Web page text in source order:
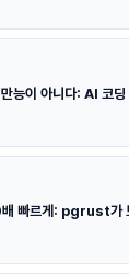
능이 아니다: AI 코
빠르게: pgrust가